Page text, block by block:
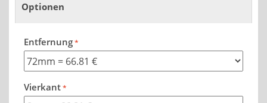
Optionen
Entfernung
Vierkant